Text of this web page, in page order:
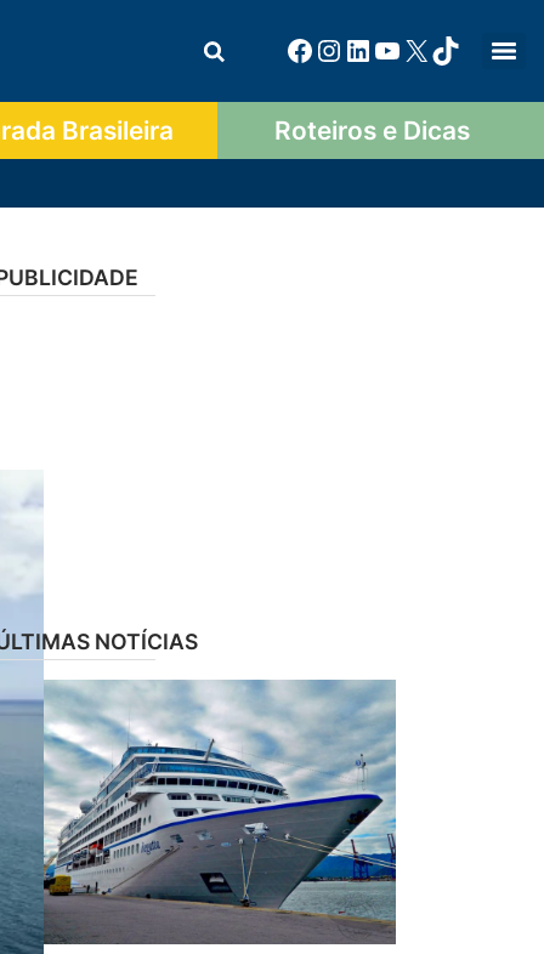
Brasileira Roteiros e Dicas
NOTÍCIAS